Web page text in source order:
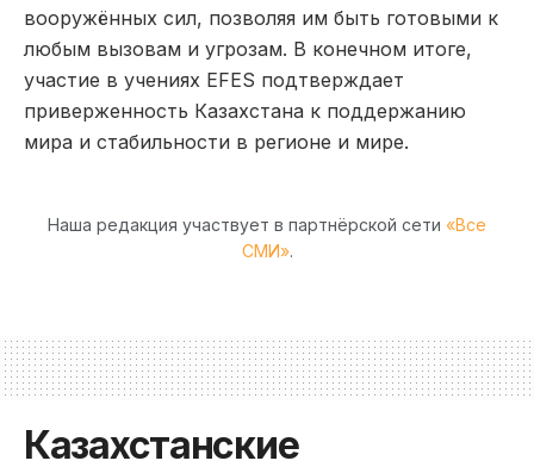
вооружённых сил, позволяя им быть готовыми к
любым вызовам и угрозам. В конечном итоге,
участие в учениях EFES подтверждает
приверженность Казахстана к поддержанию
мира и стабильности в регионе и мире.
Наша редакция участвует в партнёрской сети «Все
СМИ».
Казахстанские